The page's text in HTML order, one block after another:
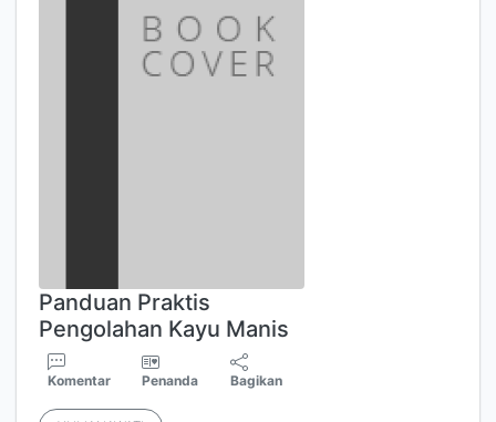
Panduan Praktis
Pengolahan Kayu Manis
Komentar Penanda Bagikan